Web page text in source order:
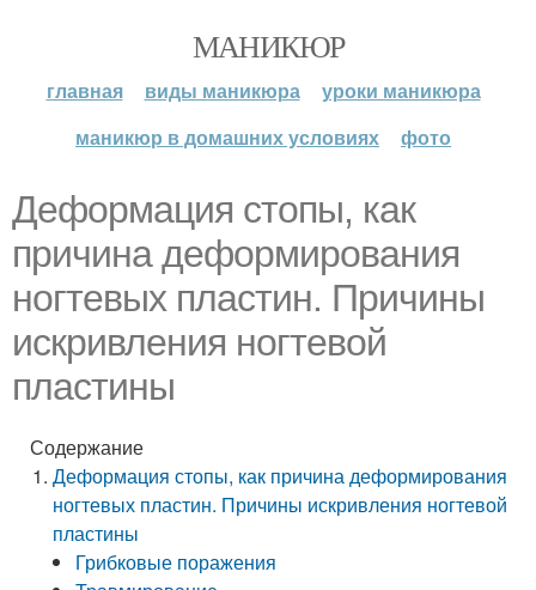
МАНИКЮР
главная виды маникюра
уроки маникюра
маникюр в домашних условиях
фото
Деформация стопы, как
причина деформирования
ногтевых пластин. Причины
искривления ногтевой
пластины
Содержание
Деформация стопы, как причина деформирования
ногтевых пластин. Причины искривления ногтевой
пластины
Грибковые поражения